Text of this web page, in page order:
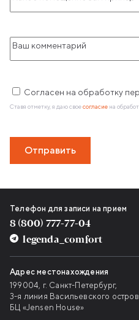
Ваш комментарий
Согласен на обработку
Ставя отметку, я даю своесогласие на
Отправить
Телефон для записи на прием
8 (800) 777-77-04
legenda_comfort
Адрес местонахождения
199004, г. Санкт-Петербург,
3-я линия Васильевского
БЦ «Jensen House»